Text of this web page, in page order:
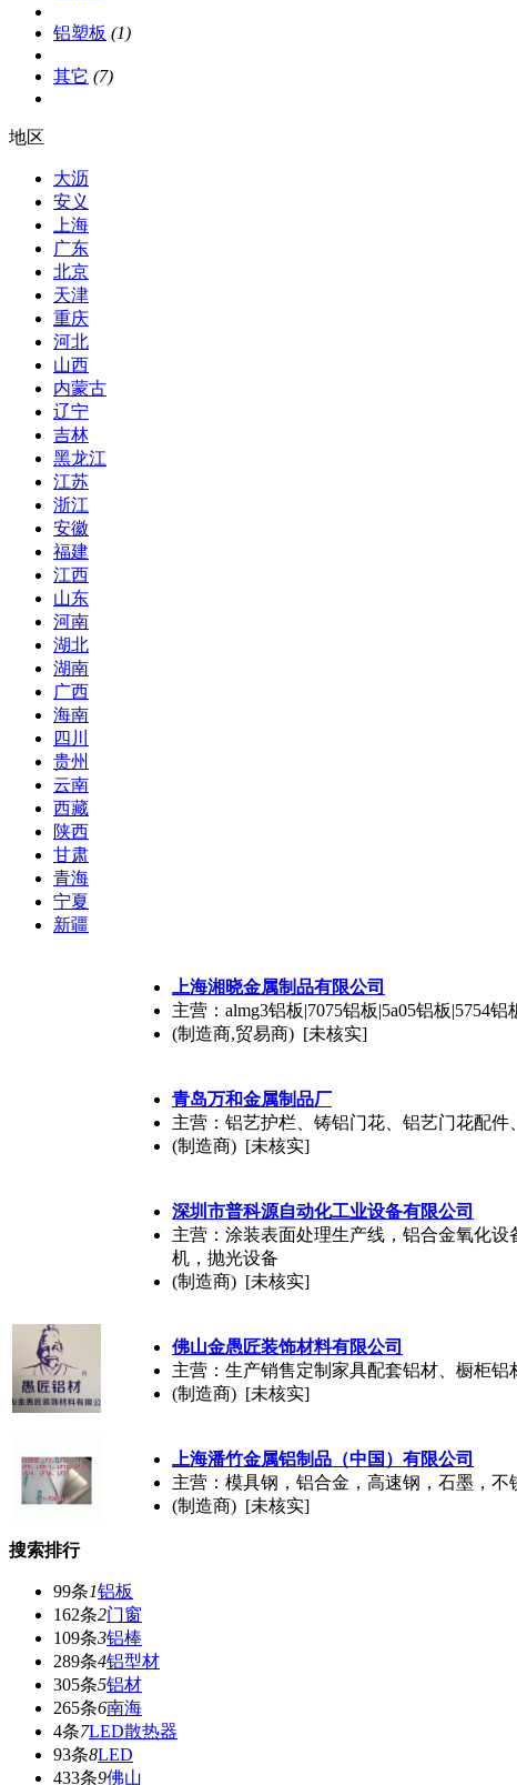
铝塑板 (1)
其它 (7)
地区
大沥
安义
上海
广东
北京
天津
重庆
河北
山西
内蒙古
辽宁
吉林
黑龙江
江苏
浙江
安徽
福建
江西
山东
河南
湖北
湖南
广西
海南
四川
贵州
云南
西藏
陕西
甘肃
青海
宁夏
新疆
上海湘晓金属制品有限公司
主营：almg3铝板|7075铝板|5a05铝板|5754
(制造商,贸易商) [未核实]
青岛万和金属制品厂
主营：铝艺护栏、铸铝门花、铝艺门花配
(制造商) [未核实]
深圳市普科源自动化工业设备有限公司
主营：涂装表面处理生产线，铝合金氧化
机，抛光设备
(制造商) [未核实]
佛山金愚匠装饰材料有限公司
主营：生产销售定制家具配套铝材、橱柜铝
(制造商) [未核实]
上海潘竹金属铝制品（中国）有限公司
主营：模具钢，铝合金，高速钢，石墨，
(制造商) [未核实]
搜索排行
99条1铝板
162条2门窗
109条3铝棒
289条4铝型材
305条5铝材
265条6南海
4条7LED散热器
93条8LED
433条9佛山